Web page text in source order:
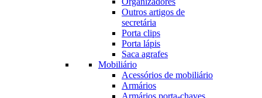
Outros artigos de
secretária
Porta clips
Porta lápis
Saca agrafes
Mobiliário
Acessórios de mobiliário
Armários
Armários porta-chaves